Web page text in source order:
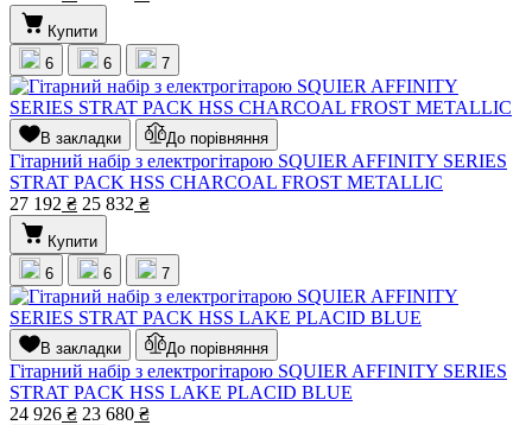
Купити
6
6 7
В закладки До порівняння
Гітарний набір з електрогітарою SQUIER AFFINITY SERIES
STRAT PACK HSS CHARCOAL FROST METALLIC
27 192 ₴ 25 832 ₴
Купити
6
6 7
В закладки До порівняння
Гітарний набір з електрогітарою SQUIER AFFINITY SERIES
STRAT PACK HSS LAKE PLACID BLUE
24 926 ₴ 23 680 ₴